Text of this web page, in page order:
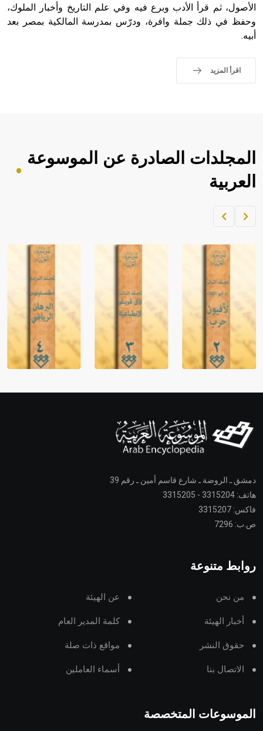
الملوك الذين حكموا مدينة إديسا (الرها) من أبجر الأول وحتى
التاسع، وهم ينتسبون إلى أسرة أوسروين
الأصول، ثم قرأ الأدب وبرع فيه وفي علم التاريخ وأخبار الملوك،
وحفظ في ذلك جملة وافرة، ودرّس بمدرسة المالكية بمصر بعد
أبيه.
اقرأ المزيد
المجلدات الصادرة عن الموسوعة
العربية
دمشق ـ الروضة ـ شارع قاسم أمين ـ رقم 39
هاتف: 3315204 - 3315205
فاكس: 3315207
ص.ب: 7296
روابط متنوعة
من نحن عن الهيئة
أخبار الهيئة كلمة المدير العام
حقوق النشر مواقع ذات صلة
الاتصال بنا أسماء العاملين
الموسوعات المتخصصة